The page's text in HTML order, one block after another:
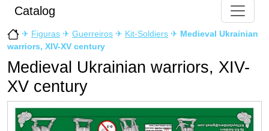
Catalog
✈ Figuras ✈ Guerreiros ✈ Kit-Soldiers ✈ Medieval Ukrainian
warriors, XIV-XV century
Medieval Ukrainian warriors, XIV-
XV century